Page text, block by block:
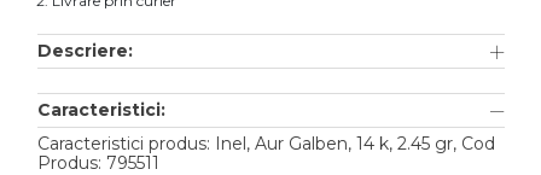
Aur alb
Aur roz
Descriere:
Caracteristici:
Caracteristici produs: Inel, Aur Galben, 14 k, 2.45 gr, Cod
Produs: 795511